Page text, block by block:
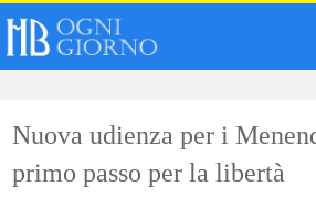
Nuova udienza per i
primo passo per la libertà